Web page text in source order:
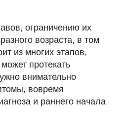
ограничению их
возраста, в том
из многих этапов,
протекать
внимательно
вовремя
и раннего начала